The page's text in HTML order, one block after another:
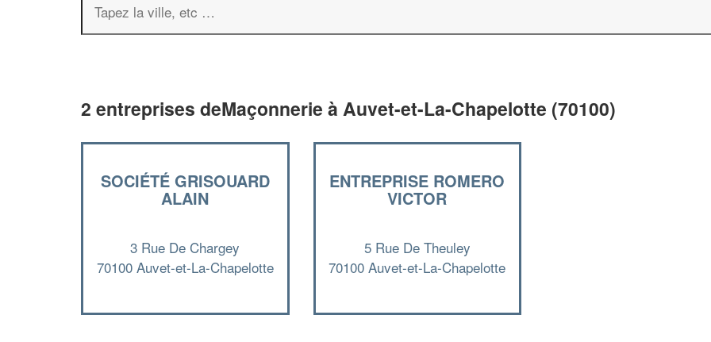
2 entreprises deMaçonnerie à Auvet-et-La-Chapelotte (70100)
SOCIÉTÉ GRISOUARD
ALAIN
3 Rue De Chargey
70100 Auvet-et-La-Chapelotte
ENTREPRISE ROMERO
VICTOR
5 Rue De Theuley
70100 Auvet-et-La-Chapelotte